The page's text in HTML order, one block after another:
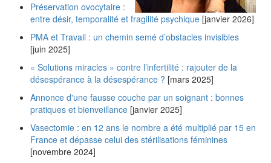
Préservation ovocytaire :
entre désir, temporalité et fragilité psychique [janvier 2026]
PMA et Travail : un chemin semé d’obstacles invisibles
[juin 2025]
« Solutions miracles » contre l’infertilité : rajouter de la
désespérance à la désespérance ? [mars 2025]
Annonce d'une fausse couche par un soignant : bonnes
pratiques et bienveillance [janvier 2025]
Vasectomie : en 12 ans le nombre a été multiplié par 15 en
France et dépasse celui des stérilisations féminines
[novembre 2024]